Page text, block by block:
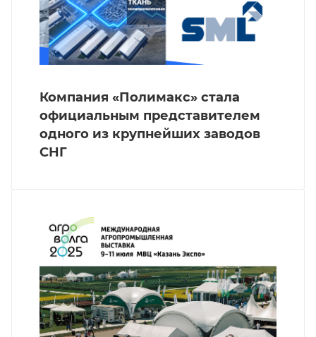
Компания «Полимакс» стала
официальным представителем
одного из крупнейших заводов
СНГ